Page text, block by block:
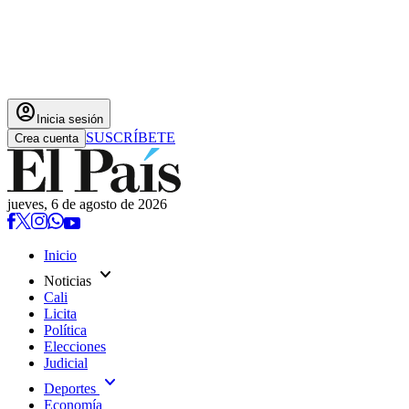
account_circle Inicia sesión
Crea cuenta SUSCRÍBETE
jueves, 6 de agosto de 2026
Inicio
Noticias expand_more
Cali
Licita
Política
Elecciones
Judicial
Deportes expand_more
Economía